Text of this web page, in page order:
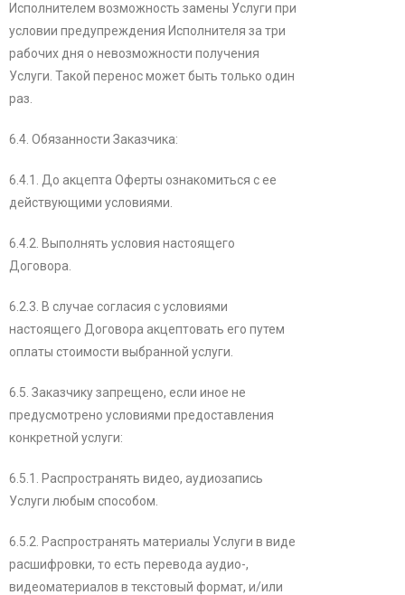
Исполнителем возможность замены Услуги при
условии предупреждения Исполнителя за три
рабочих дня о невозможности получения
Услуги. Такой перенос может быть только один
раз.
6.4. Обязанности Заказчика:
6.4.1. До акцепта Оферты ознакомиться с ее
действующими условиями.
6.4.2. Выполнять условия настоящего
Договора.
6.2.3. В случае согласия с условиями
настоящего Договора акцептовать его путем
оплаты стоимости выбранной услуги.
6.5. Заказчику запрещено, если иное не
предусмотрено условиями предоставления
конкретной услуги:
6.5.1. Распространять видео, аудиозапись
Услуги любым способом.
6.5.2. Распространять материалы Услуги в виде
расшифровки, то есть перевода аудио-,
видеоматериалов в текстовый формат, и/или